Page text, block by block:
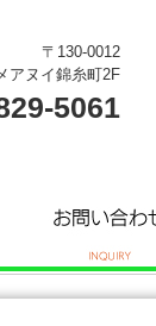
〒130-0012
アヌイ錦糸町2F
5061